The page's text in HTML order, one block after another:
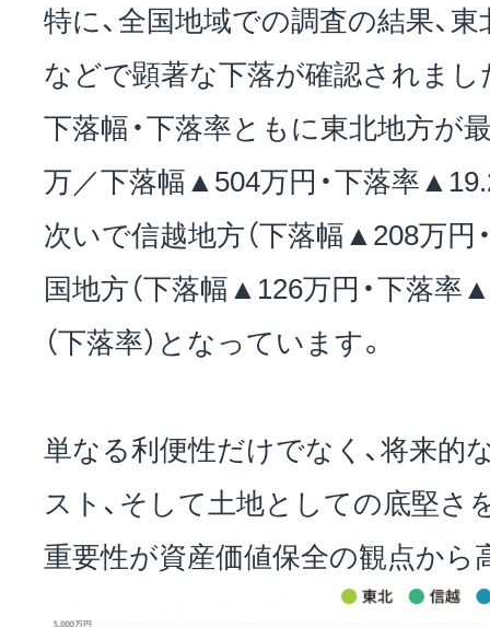
特に、全国地域での調査の結果、東
などで顕著な下落が確認されまし
下落幅・下落率ともに東北地方が
万／下落幅▲504万円・下落率
次いで信越地方（下落幅▲208万円
国地方（下落幅▲126万円・下落率
（下落率）となっています。
単なる利便性だけでなく、将来的
スト、そして土地としての底堅さ
重要性が資産価値保全の観点から